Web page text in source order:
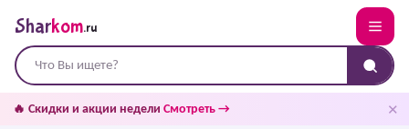
Sharkom.ru
🔥 Скидки и акции недели Смотреть → ✕